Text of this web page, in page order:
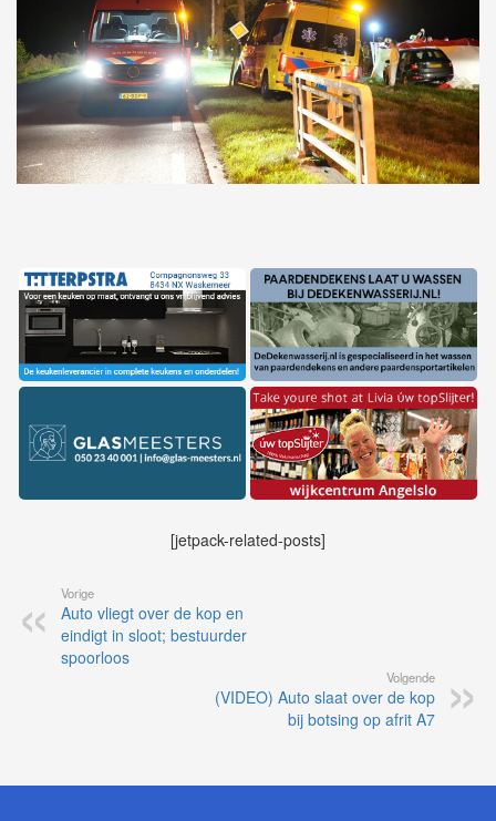
[jetpack-related-posts]
Vorige
Auto vliegt over de kop en
eindigt in sloot; bestuurder
spoorloos
Volgende
(VIDEO) Auto slaat over de kop
bij botsing op afrit A7